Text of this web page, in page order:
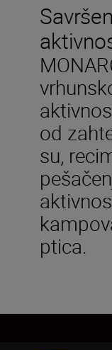
od
su,
ptica.